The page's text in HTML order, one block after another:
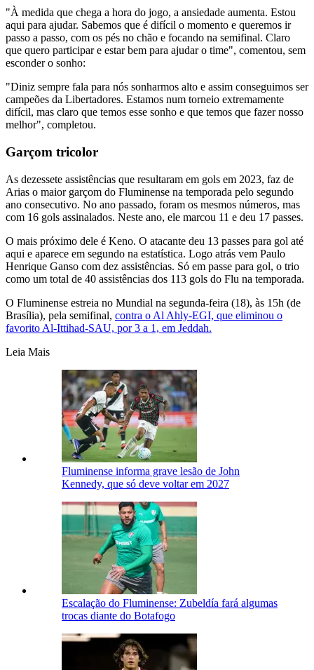
"À medida que chega a hora do jogo, a ansiedade aumenta. Estou
aqui para ajudar. Sabemos que é difícil o momento e queremos ir
passo a passo, com os pés no chão e focando na semifinal. Claro
que quero participar e estar bem para ajudar o time", comentou, sem
esconder o sonho:
"Diniz sempre fala para nós sonharmos alto e assim conseguimos ser
campeões da Libertadores. Estamos num torneio extremamente
difícil, mas claro que temos esse sonho e que temos que fazer nosso
melhor", completou.
Garçom tricolor
As dezessete assistências que resultaram em gols em 2023, faz de
Arias o maior garçom do Fluminense na temporada pelo segundo
ano consecutivo. No ano passado, foram os mesmos números, mas
com 16 gols assinalados. Neste ano, ele marcou 11 e deu 17 passes.
O mais próximo dele é Keno. O atacante deu 13 passes para gol até
aqui e aparece em segundo na estatística. Logo atrás vem Paulo
Henrique Ganso com dez assistências. Só em passe para gol, o trio
como um total de 40 assistências dos 113 gols do Flu na temporada.
O Fluminense estreia no Mundial na segunda-feira (18), às 15h (de
Brasília), pela semifinal, contra o Al Ahly-EGI, que eliminou o
favorito Al-Ittihad-SAU, por 3 a 1, em Jeddah.
Leia Mais
Fluminense informa grave lesão de John
Kennedy, que só deve voltar em 2027
Escalação do Fluminense: Zubeldía fará algumas
trocas diante do Botafogo